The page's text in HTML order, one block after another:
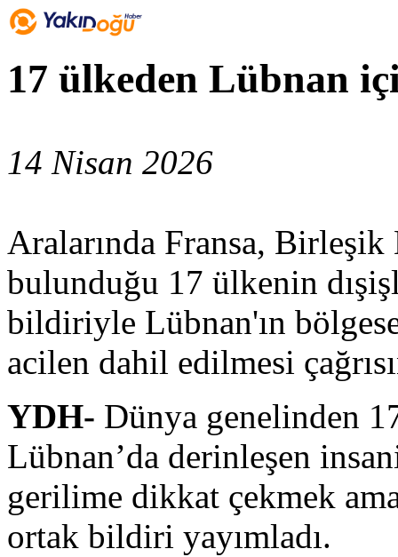
17 ülkeden Lübnan
14 Nisan 2026
Aralarında Fransa, Birleşik
bulunduğu 17 ülkenin
bildiriyle Lübnan'ın
acilen dahil edilmesi
YDH- Dünya genelinden
Lübnan’da derinleşen
gerilime dikkat çekmek
ortak bildiri yayımladı.